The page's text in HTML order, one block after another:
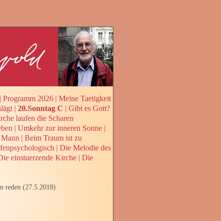
| Programm 2026 | Meine Taetigkeit
| 20.Sonntag C | Gibt es Gott?
laufen die Scharen
| Umkehr zur inneren Sonne |
| Beim Traum ist zu
| Die Melodie des
einstuerzende Kirche | Die
reden (27.5.2018)